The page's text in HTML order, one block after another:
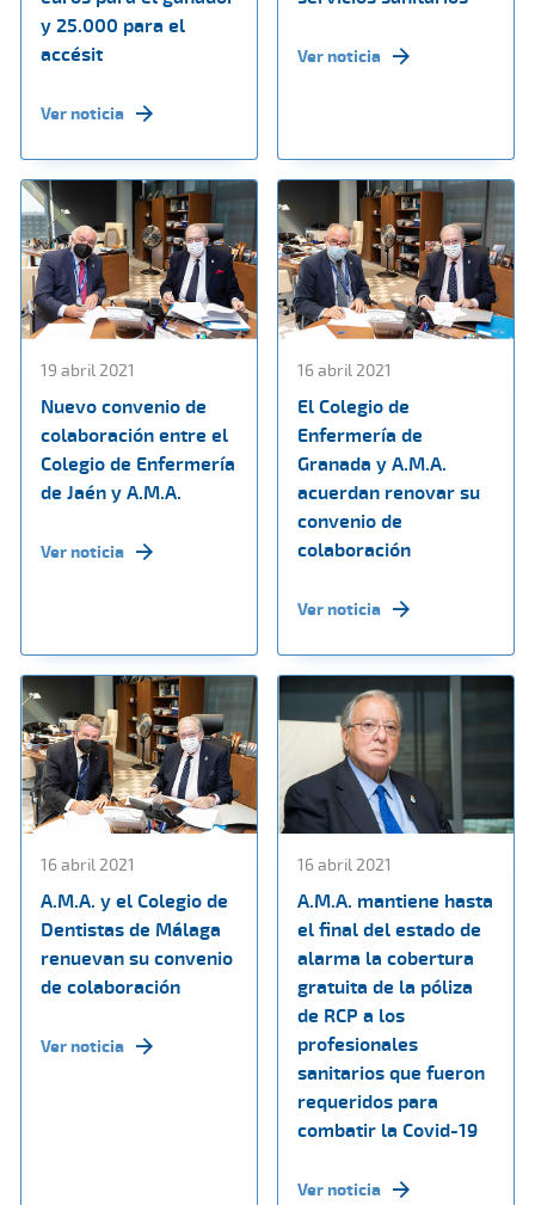
y 25.000 para el
accésit
Ver noticia
Ver noticia
19 abril 2021
Nuevo convenio de
colaboración entre el
Colegio de Enfermería
de Jaén y A.M.A.
Ver noticia
16 abril 2021
El Colegio de
Enfermería de
Granada y A.M.A.
acuerdan renovar su
convenio de
colaboración
Ver noticia
16 abril 2021
A.M.A. y el Colegio de
Dentistas de Málaga
renuevan su convenio
de colaboración
Ver noticia
16 abril 2021
A.M.A. mantiene hasta
el final del estado de
alarma la cobertura
gratuita de la póliza
de RCP a los
profesionales
sanitarios que fueron
requeridos para
combatir la Covid-19
Ver noticia